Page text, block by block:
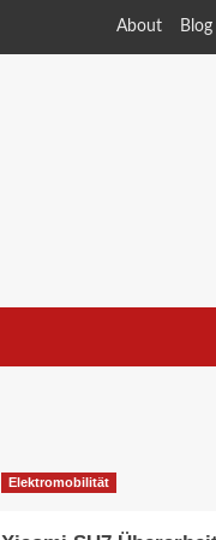
About Blog
Elektromobilität